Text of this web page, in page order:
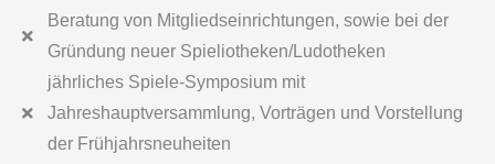
Beratung von Mitgliedseinrichtungen, sowie bei der
Gründung neuer Spieliotheken/Ludotheken
jährliches Spiele-Symposium mit
Jahreshauptversammlung, Vorträgen und Vorstellung
der Frühjahrsneuheiten